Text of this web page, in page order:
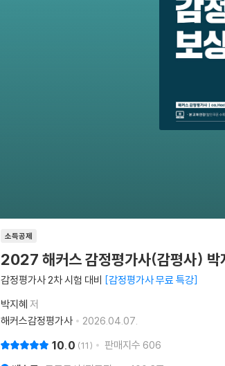
소득공제
2027 해커스 감정평가사(감평사) 박
감정평가사 2차 시험 대비 감정평가사 무료 특강
박지혜 저
해커스감정평가사
2026.04.07.
10.0 11 판매지수 606